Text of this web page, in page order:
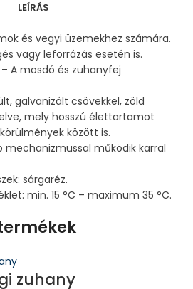
LEÍRÁS
és vegyi üzemekhez számára.
vagy leforrázás esetén is.
A mosdó és zuhanyfej
galvanizált csövekkel, zöld
mely hosszú élettartamot
között is.
mechanizmussal működik karral
sárgaréz.
min. 15 °C – maximum 35 °C.
zuhany